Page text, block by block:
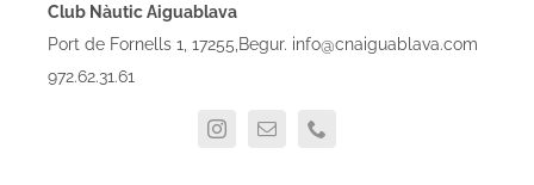
Club Nàutic Aiguablava
Port de Fornells 1, 17255,Begur. info@cnaiguablava.com
972.62.31.61